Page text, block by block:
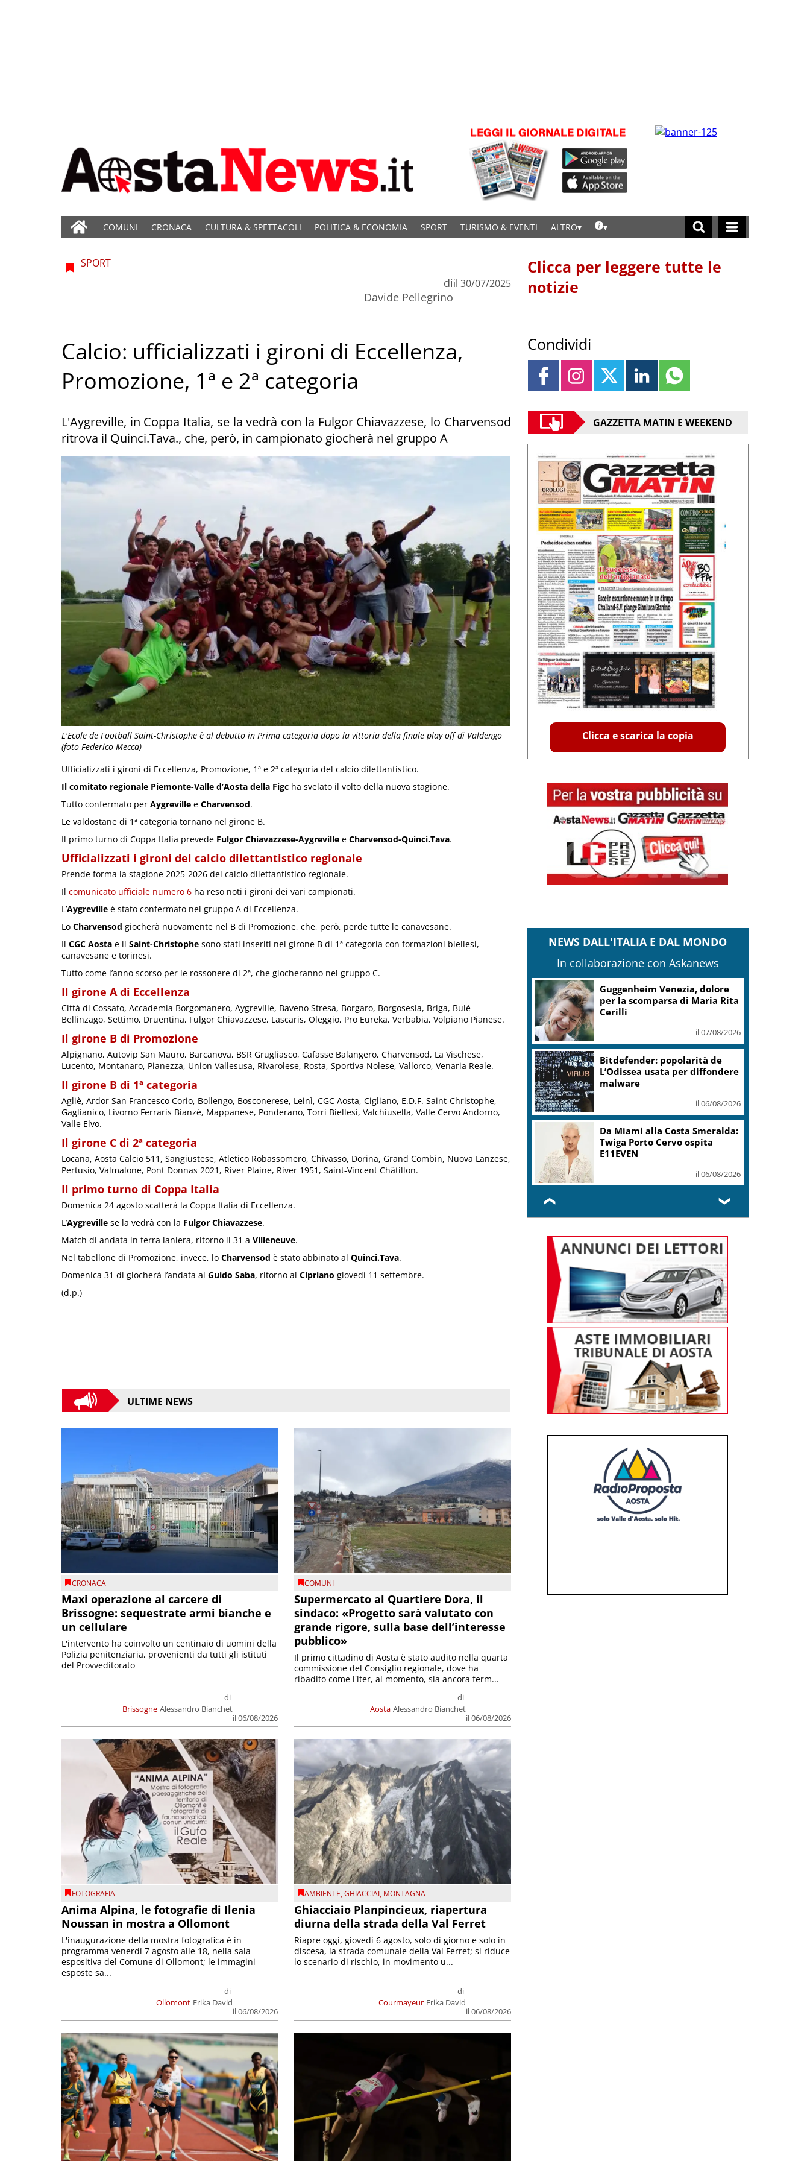
COMUNI CRONACA CULTURA & SPETTACOLI POLITICA & ECONOMIA SPORT TURISMO & EVENTI ALTRO
L'Ecole de Football Saint-Christophe è al debutto in Prima categoria dopo la vittoria della finale play off di Valdengo
(foto Federico Mecca)
SPORT
di
Davide Pellegrino
il 30/07/2025
Calcio: ufficializzati i gironi di Eccellenza,
Promozione, 1ª e 2ª categoria
L'Aygreville, in Coppa Italia, se la vedrà con la Fulgor Chiavazzese, lo Charvensod
ritrova il Quinci.Tava., che, però, in campionato giocherà nel gruppo A
Ufficializzati i gironi di Eccellenza, Promozione, 1ª e 2ª categoria del calcio dilettantistico.
Il comitato regionale Piemonte-Valle d’Aosta della Figc ha svelato il volto della nuova stagione.
Tutto confermato per Aygreville e Charvensod.
Le valdostane di 1ª categoria tornano nel girone B.
Il primo turno di Coppa Italia prevede Fulgor Chiavazzese-Aygreville e Charvensod-Quinci.Tava.
Ufficializzati i gironi del calcio dilettantistico regionale
Prende forma la stagione 2025-2026 del calcio dilettantistico regionale.
Il comunicato ufficiale numero 6 ha reso noti i gironi dei vari campionati.
L’Aygreville è stato confermato nel gruppo A di Eccellenza.
Lo Charvensod giocherà nuovamente nel B di Promozione, che, però, perde tutte le canavesane.
Il CGC Aosta e il Saint-Christophe sono stati inseriti nel girone B di 1ª categoria con formazioni biellesi,
canavesane e torinesi.
Tutto come l’anno scorso per le rossonere di 2ª, che giocheranno nel gruppo C.
Il girone A di Eccellenza
Città di Cossato, Accademia Borgomanero, Aygreville, Baveno Stresa, Borgaro, Borgosesia, Briga, Bulè
Bellinzago, Settimo, Druentina, Fulgor Chiavazzese, Lascaris, Oleggio, Pro Eureka, Verbabia, Volpiano Pianese.
Il girone B di Promozione
Alpignano, Autovip San Mauro, Barcanova, BSR Grugliasco, Cafasse Balangero, Charvensod, La Vischese,
Lucento, Montanaro, Pianezza, Union Vallesusa, Rivarolese, Rosta, Sportiva Nolese, Vallorco, Venaria Reale.
Il girone B di 1ª categoria
Agliè, Ardor San Francesco Corio, Bollengo, Bosconerese, Leinì, CGC Aosta, Cigliano, E.D.F. Saint-Christophe,
Gaglianico, Livorno Ferraris Bianzè, Mappanese, Ponderano, Torri Biellesi, Valchiusella, Valle Cervo Andorno,
Valle Elvo.
Il girone C di 2ª categoria
Locana, Aosta Calcio 511, Sangiustese, Atletico Robassomero, Chivasso, Dorina, Grand Combin, Nuova Lanzese,
Pertusio, Valmalone, Pont Donnas 2021, River Plaine, River 1951, Saint-Vincent Châtillon.
Il primo turno di Coppa Italia
Domenica 24 agosto scatterà la Coppa Italia di Eccellenza.
L’Aygreville se la vedrà con la Fulgor Chiavazzese.
Match di andata in terra laniera, ritorno il 31 a Villeneuve.
Nel tabellone di Promozione, invece, lo Charvensod è stato abbinato al Quinci.Tava.
Domenica 31 di giocherà l’andata al Guido Saba, ritorno al Cipriano giovedì 11 settembre.
(d.p.)
ULTIME NEWS
CRONACA
Maxi operazione al carcere di
Brissogne: sequestrate armi bianche e
un cellulare
Brissogne
di
Alessandro Bianchet
il 06/08/2026
L'intervento ha coinvolto un centinaio di uomini della
Polizia penitenziaria, provenienti da tutti gli istituti
del Provveditorato
COMUNI
Supermercato al Quartiere Dora, il
sindaco: «Progetto sarà valutato con
grande rigore, sulla base dell’interesse
pubblico»
Aosta
di
Alessandro Bianchet
il 06/08/2026
Il primo cittadino di Aosta è stato audito nella quarta
commissione del Consiglio regionale, dove ha
ribadito come l'iter, al momento, sia ancora ferm...
FOTOGRAFIA
Anima Alpina, le fotografie di Ilenia
Noussan in mostra a Ollomont
Ollomont
di
Erika David
il 06/08/2026
L'inaugurazione della mostra fotografica è in
programma venerdì 7 agosto alle 18, nella sala
espositiva del Comune di Ollomont; le immagini
esposte sa...
AMBIENTE,GHIACCIAI, MONTAGNA
Ghiacciaio Planpincieux, riapertura
diurna della strada della Val Ferret
Courmayeur
di
Erika David
il 06/08/2026
Riapre oggi, giovedì 6 agosto, solo di giorno e solo in
discesa, la strada comunale della Val Ferret; si riduce
lo scenario di rischio, in movimento u...
Clicca per leggere tutte le
notizie
Condividi
GAZZETTA MATIN E WEEKEND
Clicca e scarica la copia
NEWS DALL'ITALIA E DAL MONDO
In collaborazione con Askanews
Guggenheim Venezia, dolore
per la scomparsa di Maria Rita
Cerilli
il 07/08/2026
Bitdefender: popolarità de
L’Odissea usata per diffondere
malware
il 06/08/2026
Da Miami alla Costa Smeralda:
Twiga Porto Cervo ospita
E11EVEN
il 06/08/2026
❮ ❯